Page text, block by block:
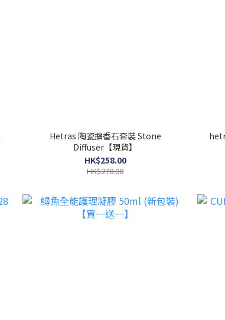
Hetras 陶瓷擴香石套裝 Stone
Diffuser【現貨】
HK$258.00
HK$278.00